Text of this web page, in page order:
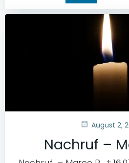
August 2,
Nachruf –